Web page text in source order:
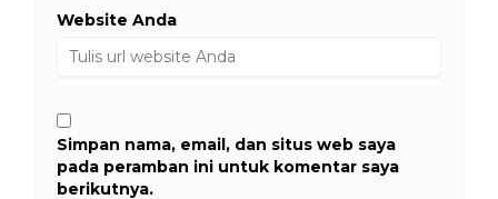
Website Anda
Simpan nama, email, dan situs web saya
pada peramban ini untuk komentar saya
berikutnya.